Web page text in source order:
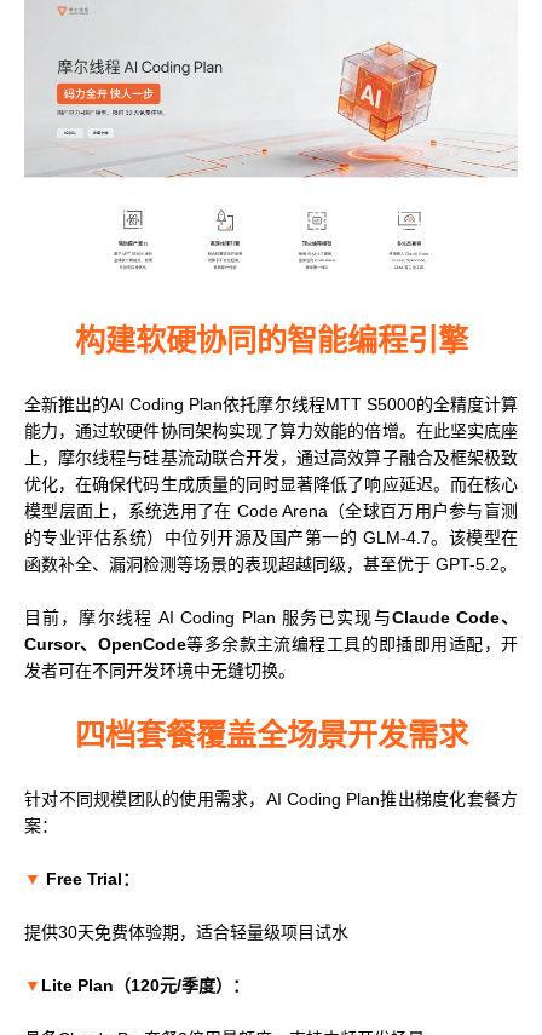
MTT X300
MTT S30 / S10
GPU 虚拟化 / vGPU
KUAE 云原生套件
PES 控制中心
MTVerse XR
科学计算套件
构建软硬协同的智能编程引擎
全新推出的AI Coding Plan依托摩尔线程MTT S5000的全精度计算
能力，通过软硬件协同架构实现了算力效能的倍增。在此坚实底座
上，摩尔线程与硅基流动联合开发，通过高效算子融合及框架极致
优化，在确保代码生成质量的同时显著降低了响应延迟。而在核心
模型层面上，系统选用了在 Code Arena（全球百万用户参与盲测
的专业评估系统）中位列开源及国产第一的 GLM-4.7。该模型在
函数补全、漏洞检测等场景的表现超越同级，甚至优于 GPT-5.2。
目前，摩尔线程 AI Coding Plan 服务已实现与Claude Code、
Cursor、OpenCode等多余款主流编程工具的即插即用适配，开
发者可在不同开发环境中无缝切换。
四档套餐覆盖全场景开发需求
针对不同规模团队的使用需求，AI Coding Plan推出梯度化套餐方
案：
▼ Free Trial：
提供30天免费体验期，适合轻量级项目试水
▼ Lite Plan（120元/季度）：